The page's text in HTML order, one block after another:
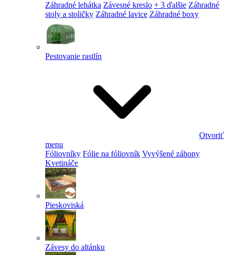
Záhradné lehátka Závesné kreslo + 3 ďalšie Záhradné
stoly a stoličky Záhradné lavice Záhradné boxy
Pestovanie rastlín
Otvoriť
menu
Fóliovníky Fólie na fóliovník Vyvýšené záhony
Kvetináče
Pieskoviská
Závesy do altánku